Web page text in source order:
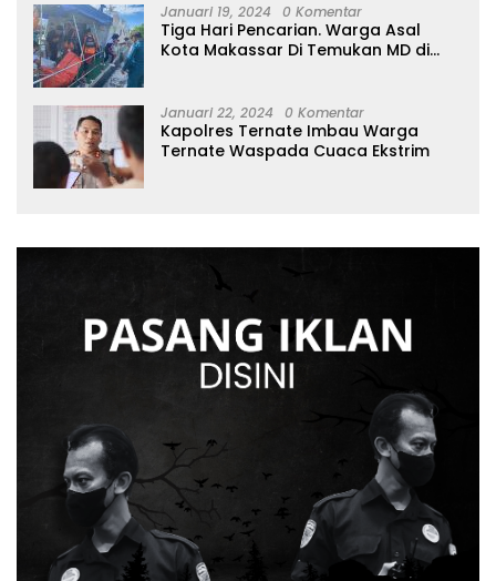
Januari 19, 2024 0 Komentar
Tiga Hari Pencarian. Warga Asal
Kota Makassar Di Temukan MD di
Januari 22, 2024 0 Komentar
Kapolres Ternate Imbau Warga
Ternate Waspada Cuaca Ekstrim